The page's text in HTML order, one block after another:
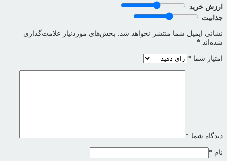
ارزش خرید
جذابیت
نشانی ایمیل شما منتشر نخواهد شد.
بخش‌های موردنیاز علامت‌گذاری
شده‌اند *
امتیاز شما *
دیدگاه شما *
نام *